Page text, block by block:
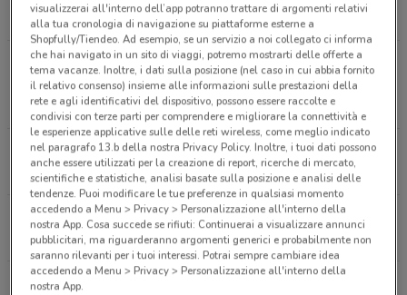
1.4 km
CHIUSO
Via Giorgio Amendola - S.S. 35 Dei Giovi, 37
Pederno Dugnano
6.1 km
CHIUSO
Via Valassina, 95 Seregno
6.3 km
CHIUSO
Via Della Guerrina, 98 Monza
6.3 km
CHIUSO
Viale Monza, 75 Limbiate
visualizzerai all'interno dell’app potranno trattare di argomenti relativi
alla tua cronologia di navigazione su piattaforme esterne a
Shopfully/Tiendeo. Ad esempio, se un servizio a noi collegato ci informa
che hai navigato in un sito di viaggi, potremo mostrarti delle offerte a
tema vacanze. Inoltre, i dati sulla posizione (nel caso in cui abbia fornito
il relativo consenso) insieme alle informazioni sulle prestazioni della
rete e agli identificativi del dispositivo, possono essere raccolte e
condivisi con terze parti per comprendere e migliorare la connettività e
le esperienze applicative sulle delle reti wireless, come meglio indicato
nel paragrafo 13.b della nostra Privacy Policy. Inoltre, i tuoi dati possono
anche essere utilizzati per la creazione di report, ricerche di mercato,
scientifiche e statistiche, analisi basate sulla posizione e analisi delle
tendenze. Puoi modificare le tue preferenze in qualsiasi momento
accedendo a Menu > Privacy > Personalizzazione all'interno della
nostra App. Cosa succede se rifiuti: Continuerai a visualizzare annunci
pubblicitari, ma riguarderanno argomenti generici e probabilmente non
saranno rilevanti per i tuoi interessi. Potrai sempre cambiare idea
accedendo a Menu > Privacy > Personalizzazione all'interno della
nostra App.